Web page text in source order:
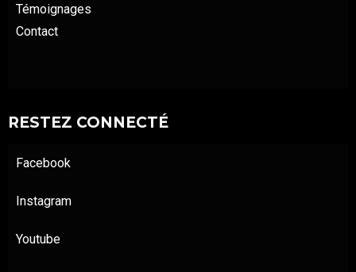
Témoignages
Contact
RESTEZ CONNECTÉ
Facebook
Instagram
Youtube